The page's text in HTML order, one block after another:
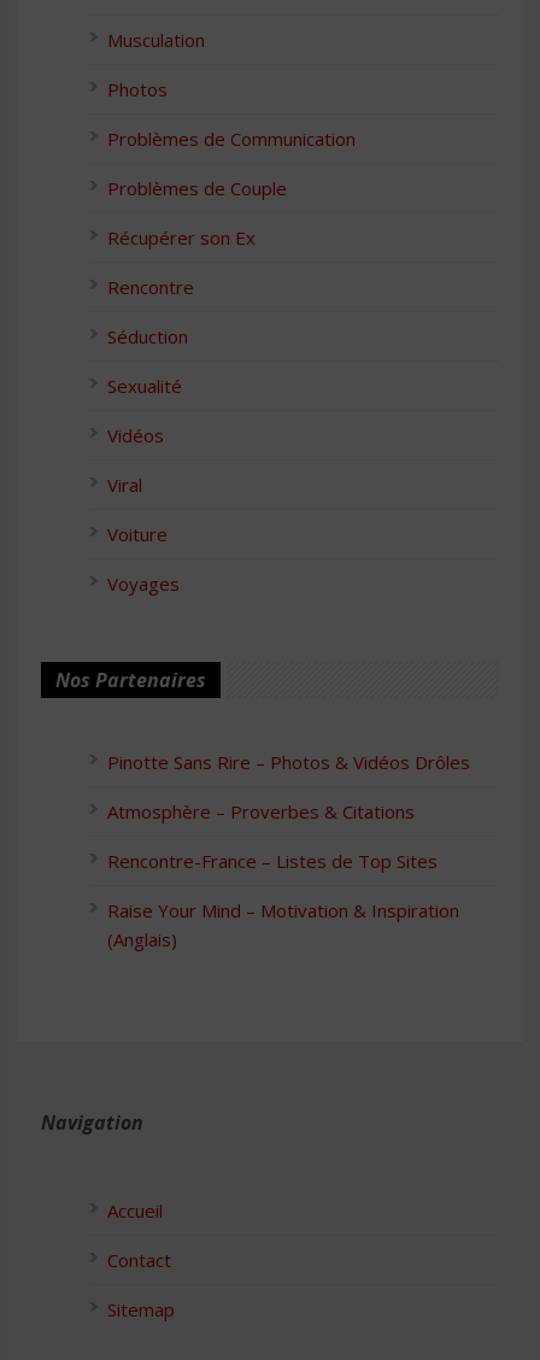
Musculation
Photos
Problèmes de Communication
Problèmes de Couple
Récupérer son Ex
Rencontre
Séduction
Sexualité
Vidéos
Viral
Voiture
Voyages
Nos Partenaires
Pinotte Sans Rire – Photos & Vidéos Drôles
Atmosphère – Proverbes & Citations
Rencontre-France – Listes de Top Sites
Raise Your Mind – Motivation & Inspiration
(Anglais)
Navigation
Accueil
Contact
Sitemap